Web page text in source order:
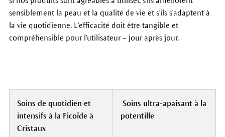
sensiblement la peau et la qualité de vie et s'ils s'adaptent à
la vie quotidienne. L'efficacité doit être tangible et
compréhensible pour l'utilisateur – jour après jour.
Soins de quotidien et
intensifs à la Ficoïde à
Cristaux
Soins ultra-apaisant à la
potentille